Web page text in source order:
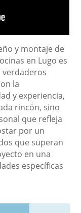
y montaje de
en Lugo es
verdaderos
la
y experiencia,
rincón, sino
que refleja
por un
que superan
en una
específicas